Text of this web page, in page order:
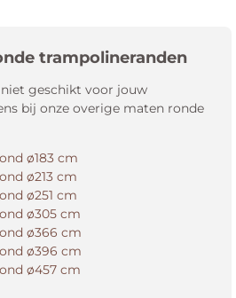
trampolineranden
geschikt voor jouw
bij onze overige maten ronde
ø183 cm
ø213 cm
ø251 cm
ø305 cm
ø366 cm
ø396 cm
ø457 cm